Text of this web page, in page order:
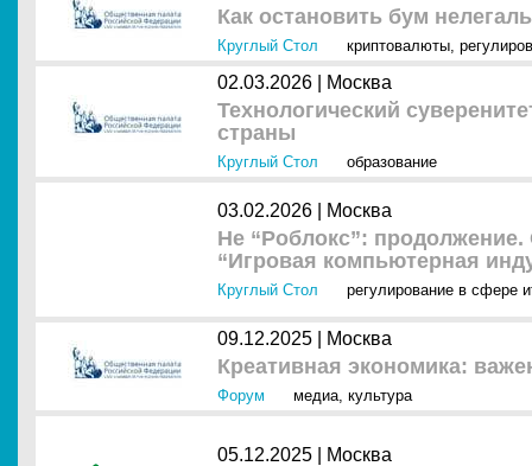
Как остановить бум
Круглый Стол криптовалюты,
02.03.2026 | Москва
Технологический
страны
Круглый Стол образование
03.02.2026 | Москва
Не “Роблокс”:
“Игровая компьютерная
Круглый Стол регулирование в сфере
09.12.2025 | Москва
Креативная экономика:
Форум медиа, культура
05.12.2025 | Москва